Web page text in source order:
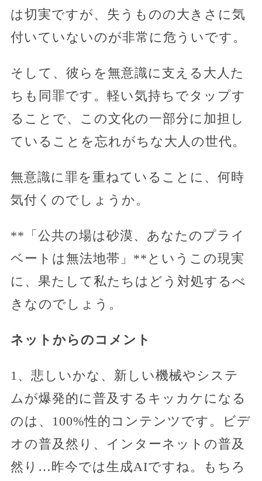
は切実ですが、失うものの大きさに気
付いていないのが非常に危ういです。
そして、彼らを無意識に支える大人た
ちも同罪です。軽い気持ちでタップす
ることで、この文化の一部分に加担し
ていることを忘れがちな大人の世代。
無意識に罪を重ねていることに、何時
気付くのでしょうか。
**「公共の場は砂漠、あなたのプライ
ベートは無法地帯」**というこの現実
に、果たして私たちはどう対処するべ
きなのでしょう。
ネットからのコメント
1、悲しいかな、新しい機械やシステ
ムが爆発的に普及するキッカケになる
のは、100%性的コンテンツです。ビデ
オの普及然り、インターネットの普及
然り…昨今では生成AIですね。もちろ